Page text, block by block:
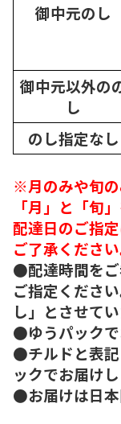
御中元のし
御中元以外の
し
のし指定なし
※月のみや旬
「月」と「旬
配達日のご指
ご了承ください
●配達時間をご
ご指定くださ
し」とさせてい
●ゆうパックで
●チルドと表
ックでお届けし
●お届けは日本